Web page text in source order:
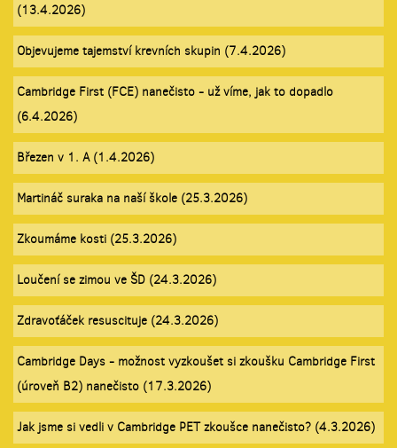
(13.4.2026)
Objevujeme tajemství krevních skupin (7.4.2026)
Cambridge First (FCE) nanečisto - už víme, jak to dopadlo
(6.4.2026)
Březen v 1. A (1.4.2026)
Martináč suraka na naší škole (25.3.2026)
Zkoumáme kosti (25.3.2026)
Loučení se zimou ve ŠD (24.3.2026)
Zdravoťáček resuscituje (24.3.2026)
Cambridge Days - možnost vyzkoušet si zkoušku Cambridge First
(úroveň B2) nanečisto (17.3.2026)
Jak jsme si vedli v Cambridge PET zkoušce nanečisto? (4.3.2026)